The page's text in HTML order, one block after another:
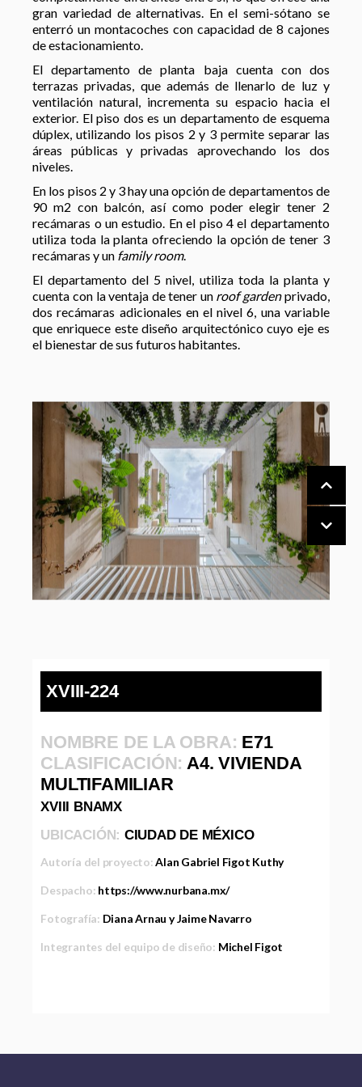
gran variedad de alternativas. En el semi-sótano se
enterró un montacoches con capacidad de 8 cajones
de estacionamiento.
El departamento de planta baja cuenta con dos
terrazas privadas, que además de llenarlo de luz y
ventilación natural, incrementa su espacio hacia el
exterior. El piso dos es un departamento de esquema
dúplex, utilizando los pisos 2 y 3 permite separar las
áreas públicas y privadas aprovechando los dos
niveles.
En los pisos 2 y 3 hay una opción de departamentos de
90 m2 con balcón, así como poder elegir tener 2
recámaras o un estudio. En el piso 4 el departamento
utiliza toda la planta ofreciendo la opción de tener 3
recámaras y un family room.
El departamento del 5 nivel, utiliza toda la planta y
cuenta con la ventaja de tener un roof gardenprivado,
dos recámaras adicionales en el nivel 6, una variable
que enriquece este diseño arquitectónico cuyo eje es
el bienestar de sus futuros habitantes.
XVIII-224
NOMBRE DE LA OBRA: E71
CLASIFICACIÓN:A4. VIVIENDA
MULTIFAMILIAR
XVIII BNAMX
UBICACIÓN: CIUDAD DE MÉXICO
Autoría del proyecto:Alan Gabriel Figot Kuthy
Despacho: https://www.nurbana.mx/
Fotografía: Diana Arnau y Jaime Navarro
Integrantes del equipo de diseño: Michel Figot